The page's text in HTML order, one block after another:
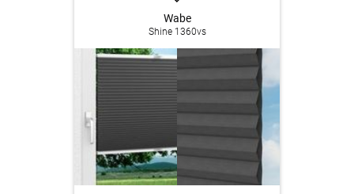
Wabe
Shine 1360vs